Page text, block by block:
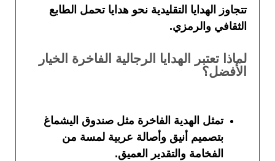
تتجاوز الهدايا التقليدية نحو هدايا تحمل الطابع
الثقافي والرمزي.
لماذا تعتبر الهدايا الرجالية الفاخرة الخيار
الأفضل؟
تمثل الهدية الفاخرة مثل صندوق اليشماغ
بتصميم أنيق وأصالة عربية لمسة من
الفخامة والتقدير العميق.